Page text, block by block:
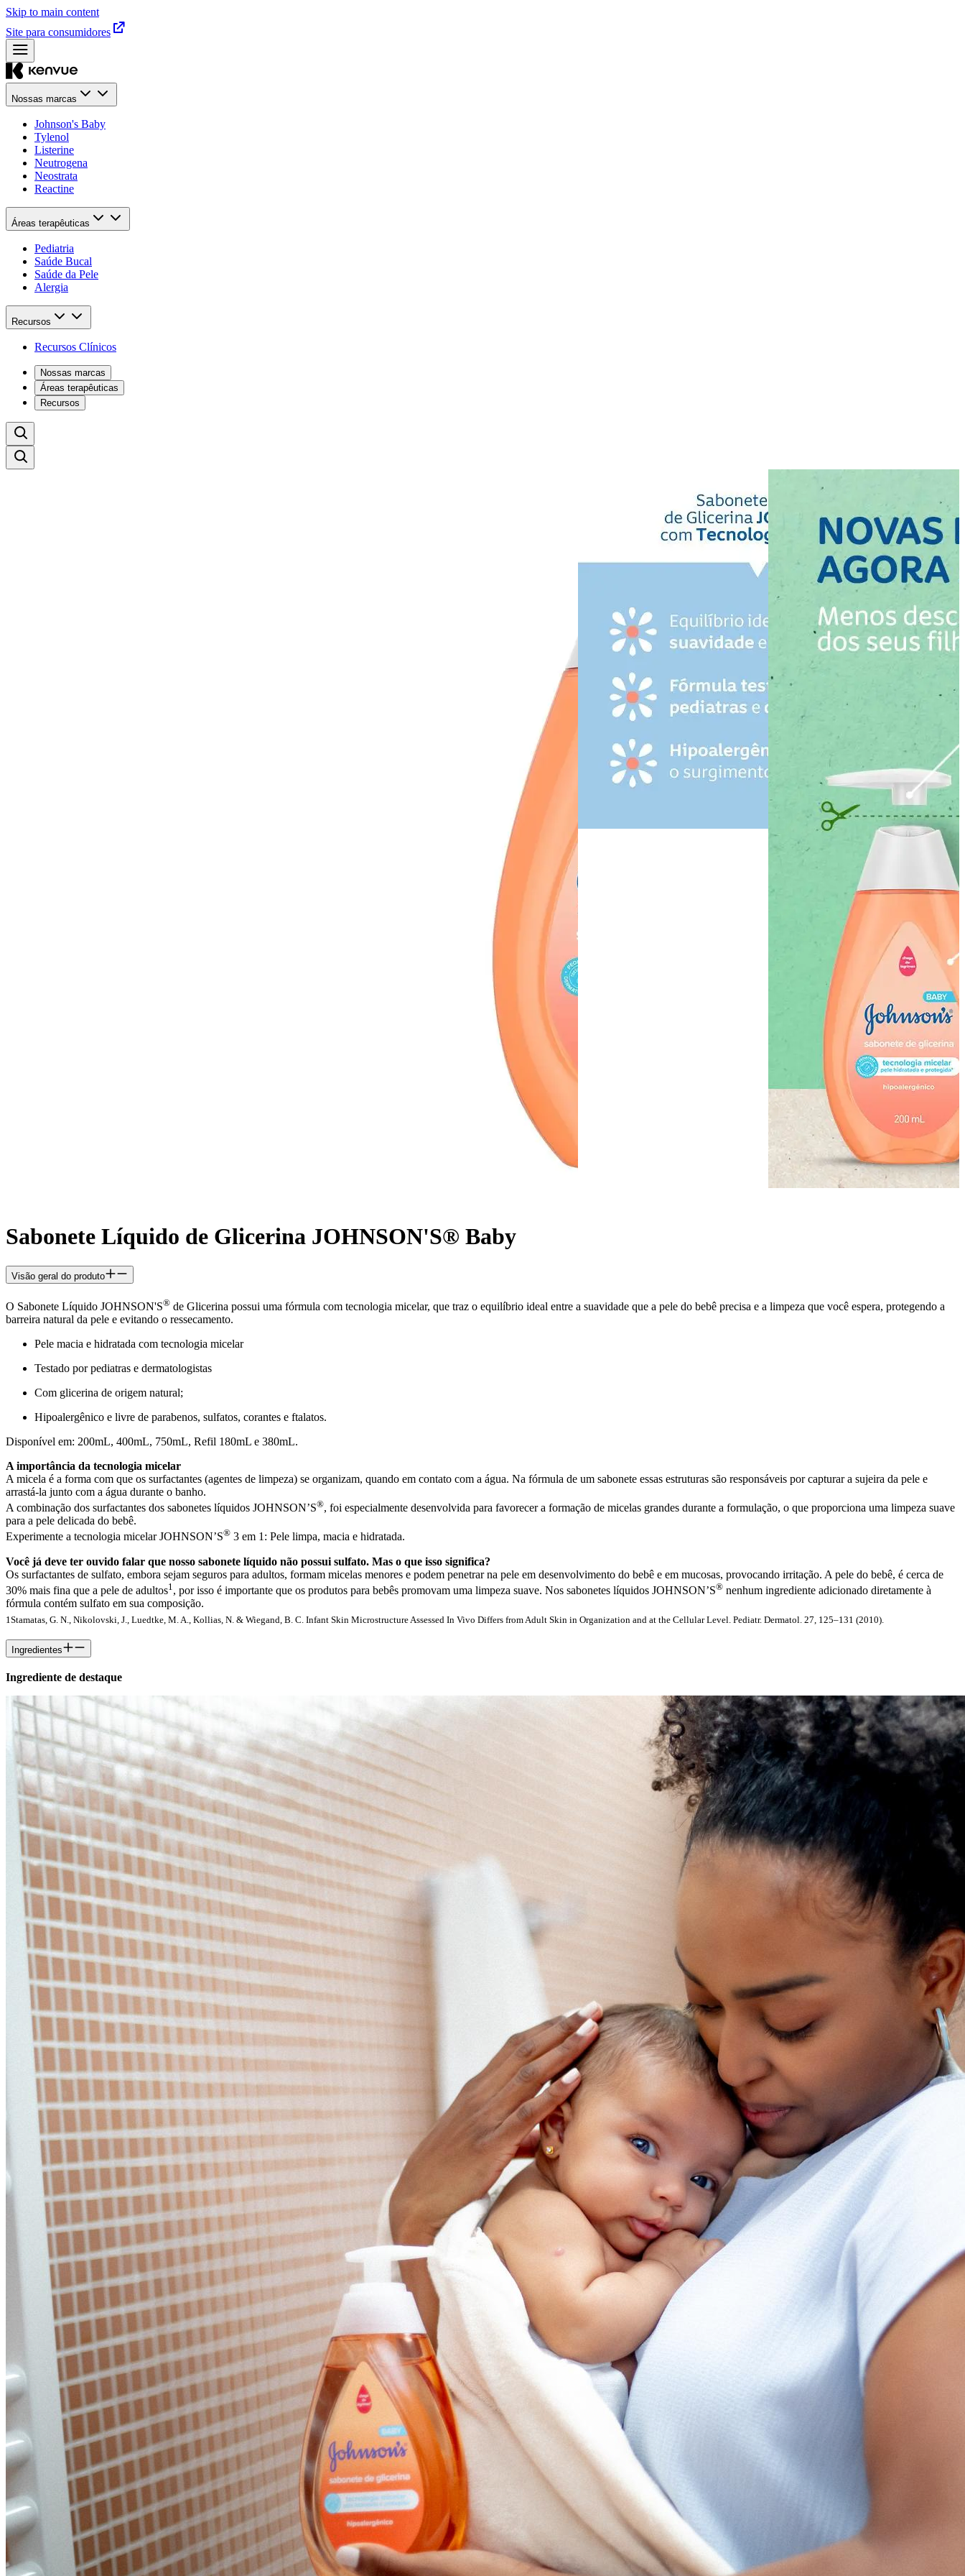
Skip to main content
Site para consumidores
Nossas marcas
Johnson's Baby
Tylenol
Listerine
Neutrogena
Neostrata
Reactine
Áreas terapêuticas
Pediatria
Saúde Bucal​
Saúde da Pele​
Alergia
Recursos
Recursos Clínicos
Nossas marcas
Áreas terapêuticas
Recursos
Sabonete Líquido de Glicerina JOHNSON'S® Baby
Visão geral do produto
O Sabonete Líquido JOHNSON'S® de Glicerina possui uma fórmula com tecnologia micelar, que traz o equilíbrio ideal entre a suavidade que a pele do bebê precisa e a limpeza que você espera, protegendo a
barreira natural da pele e evitando o ressecamento.
Pele macia e hidratada com tecnologia micelar
Testado por pediatras e dermatologistas​
Com glicerina de origem natural; ​
Hipoalergênico e livre de parabenos, sulfatos, corantes e ftalatos.​
Disponível em: 200mL, 400mL, 750mL, Refil 180mL e 380mL.
A importância da tecnologia micelar
A micela é a forma com que os surfactantes (agentes de limpeza) se organizam, quando em contato com a água. Na fórmula de um sabonete essas estruturas são responsáveis por capturar a sujeira da pele e
arrastá-la junto com a água durante o banho.
A combinação dos surfactantes dos sabonetes líquidos JOHNSON’S®, foi especialmente desenvolvida para favorecer a formação de micelas grandes durante a formulação, o que proporciona uma limpeza suave
para a pele delicada do bebê.
Experimente a tecnologia micelar JOHNSON’S® 3 em 1: Pele limpa, macia e hidratada.
Você já deve ter ouvido falar que nosso sabonete líquido não possui sulfato. Mas o que isso significa?
Os surfactantes de sulfato, embora sejam seguros para adultos, formam micelas menores e podem penetrar na pele em desenvolvimento do bebê e em mucosas, provocando irritação. A pele do bebê, é cerca de
30% mais fina que a pele de adultos1 , por isso é importante que os produtos para bebês promovam uma limpeza suave. Nos sabonetes líquidos JOHNSON’S® nenhum ingrediente adicionado diretamente à
fórmula contém sulfato em sua composição.
1Stamatas, G. N., Nikolovski, J., Luedtke, M. A., Kollias, N. & Wiegand, B. C. Infant Skin Microstructure Assessed In Vivo Differs from Adult Skin in Organization and at the Cellular Level. Pediatr. Dermatol. 27, 125–131 (2010).
Ingredientes
Ingrediente de destaque